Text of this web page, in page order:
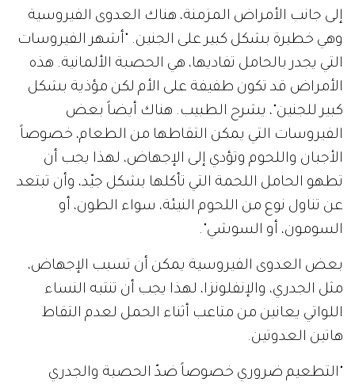
إلى جانب الأمراض المزمنة، هناك العدوى الفيروسية
وهي خطيرة بشكل كبير على الجنين. "أشهر الفيروسات
التي يجدر بالحامل تفاديها، هي الحصبة الألمانية. هذه
الأمراض قد تكون طفيفة على الأم لكن مؤذية بشكل
كبير للجنين"، يشرح الطبيب. هناك أيضاً بعض
الفيروسات التي يمكن التقاطها من الطعام، خصوصاً
الأجبان واللحوم وتؤدي إلى الإجهاض، لهذا يجب أن
تطهو الحامل اللحمة التي تأكلها بشكل جيّد، وأن تبتعد
عن تناول نوع من اللحوم النيئة، سواء الطون، أو
السومون، أو السوشي".
بعض العدوى الفيروسية يمكن أن تسبب الإجهاض،
مثل الجدري، والإنفلونزا، لهذا يجب أن تنتبه النساء
اللواتي يعانين من متاعب أثناء الحمل لعدم التقاط
هاتين العدوتين.
"التطعيم ضروري خصوصاً ضدّ الحصبة والجدري